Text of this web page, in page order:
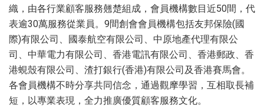
織，由各行業顧客服務翹楚組成，會員機構數目近50間，代
表逾30萬服務從業員。9間創會會員機構包括友邦保險(國
際)有限公司、國泰航空有限公司、中原地產代理有限公
司、中華電力有限公司、香港電訊有限公司、香港郵政、香
港蜆殼有限公司、渣打銀行(香港)有限公司及香港賽馬會。
各會員機構不時分享共同信念，通過觀摩學習，互相取長補
短，以專業表現，全力推廣優質顧客服務文化。